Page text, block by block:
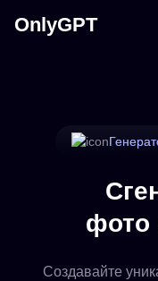
OnlyGPT
фото
Создавайте